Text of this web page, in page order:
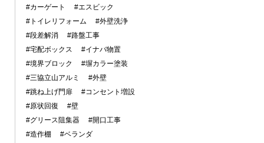
#カーゲート
#エスビック
#トイレリフォーム
#外壁洗浄
#段差解消
#路盤工事
#宅配ボックス
#イナバ物置
#境界ブロック
#塀カラー塗装
#三協立山アルミ
#外壁
#跳ね上げ門扉
#コンセント増設
#原状回復
#壁
#グリース阻集器
#開口工事
#造作棚
#ベランダ